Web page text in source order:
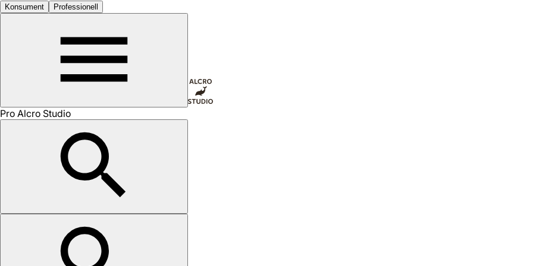
Konsument Professionell
Pro Alcro Studio